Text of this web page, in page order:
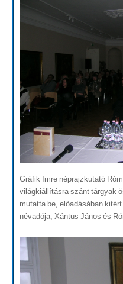
Gráfik Imre néprajzkutató
világkiállításra szánt tárgyak
mutatta be, előadásában
névadója, Xántus János és